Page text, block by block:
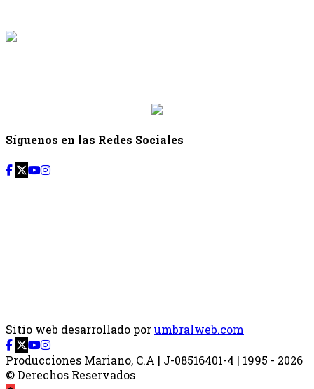
Síguenos en las Redes Sociales
Sitio web desarrollado porumbralweb.com
Producciones Mariano, C.A | J-08516401-4 | 1995 - 2026
© Derechos Reservados